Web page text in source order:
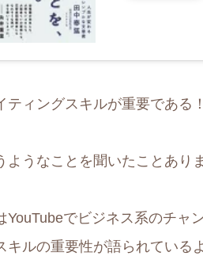
ティングスキルが重要である！
ようなことを聞いたことあり
でビジネス系のチャ
キルの重要性が語られている